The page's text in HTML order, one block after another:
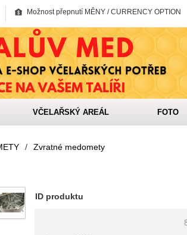
Možnost přepnutí MĚNY / CURRENCY OPTION
VČELAŘSKÝ AREÁL FOTO
/ Zvratné medomety
ID produktu